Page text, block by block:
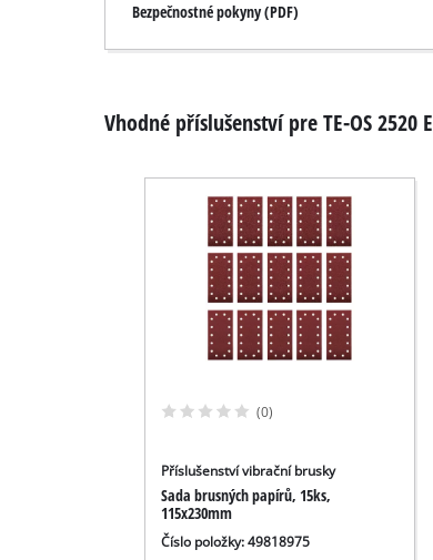
Bezpečnostné pokyny (PDF)
Vhodné příslušenství pre TE-OS 2520 E
(0)
Příslušenství vibrační brusky
Sada brusných papírů, 15ks,
115x230mm
Číslo položky: 49818975